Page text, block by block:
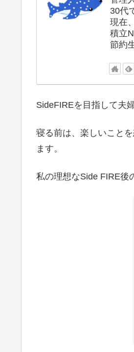
30代
現在
積立
節約
SideFIREを目指して夫
寝る前は、楽しいこと
ます。
私の理想なSide FIRE後